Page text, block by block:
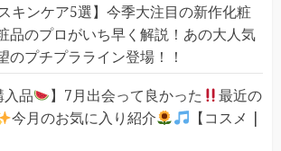
キンケア5選】今季大注目の新作化粧
品のプロがいち早く解説！あの大人気
のプチプラライン登場！！
入品 】7月出会って良かった
最近の
今月のお気に入り紹介
【コスメ |